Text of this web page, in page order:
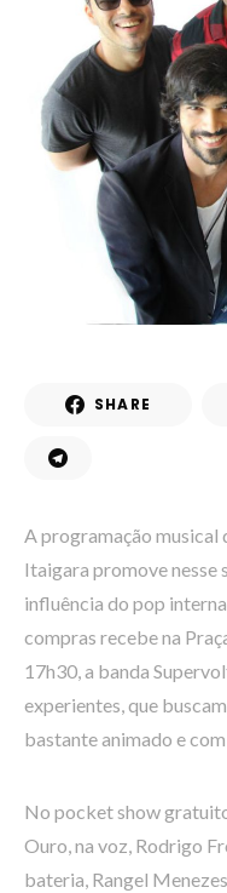
SHARE
A programação musical
Itaigara promove nesse
influência do pop
compras recebe na
17h30, a banda
experientes, que
bastante animado e
No pocket show
Ouro, na voz, Rodrigo
bateria, Rangel